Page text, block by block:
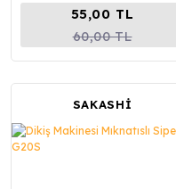
55,00 TL
60,00 TL
SAKASHİ